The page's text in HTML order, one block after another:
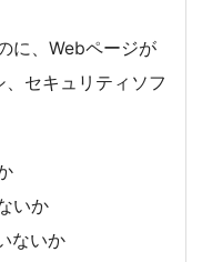
に、Webページが
セキュリティソフ
いか
ないか